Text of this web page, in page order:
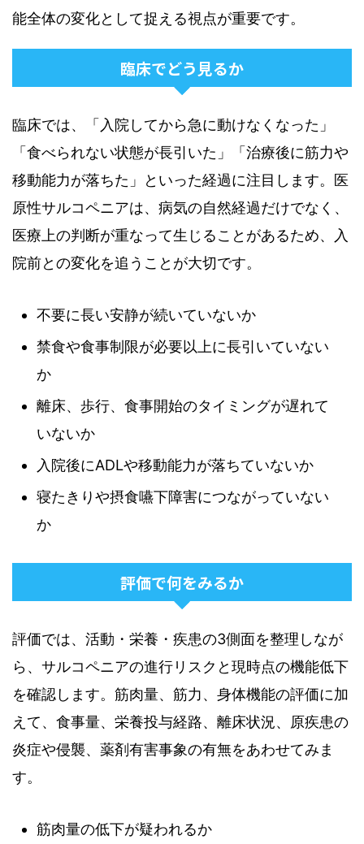
能全体の変化として捉える視点が重要です。
臨床でどう見るか
臨床では、「入院してから急に動けなくなった」
「食べられない状態が長引いた」「治療後に筋力や
移動能力が落ちた」といった経過に注目します。医
原性サルコペニアは、病気の自然経過だけでなく、
医療上の判断が重なって生じることがあるため、入
院前との変化を追うことが大切です。
不要に長い安静が続いていないか
禁食や食事制限が必要以上に長引いていない
か
離床、歩行、食事開始のタイミングが遅れて
いないか
入院後にADLや移動能力が落ちていないか
寝たきりや摂食嚥下障害につながっていない
か
評価で何をみるか
評価では、活動・栄養・疾患の3側面を整理しなが
ら、サルコペニアの進行リスクと現時点の機能低下
を確認します。筋肉量、筋力、身体機能の評価に加
えて、食事量、栄養投与経路、離床状況、原疾患の
炎症や侵襲、薬剤有害事象の有無をあわせてみま
す。
筋肉量の低下が疑われるか